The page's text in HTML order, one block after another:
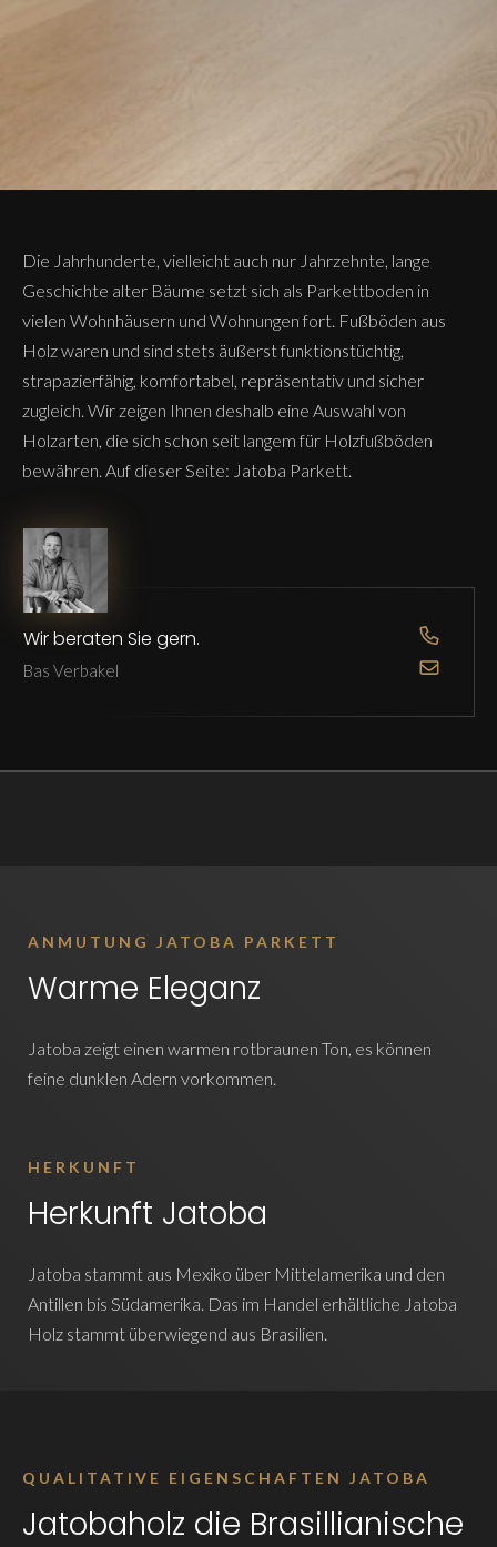
Die Jahrhunderte, vielleicht auch nur Jahrzehnte, lange
Geschichte alter Bäume setzt sich als Parkettboden in
vielen Wohnhäusern und Wohnungen fort. Fußböden aus
Holz waren und sind stets äußerst funktionstüchtig,
strapazierfähig, komfortabel, repräsentativ und sicher
zugleich. Wir zeigen Ihnen deshalb eine Auswahl von
Holzarten, die sich schon seit langem für Holzfußböden
bewähren. Auf dieser Seite: Jatoba Parkett.
Wir beraten Sie gern.
Bas Verbakel
OPEN
OPEN
ANMUTUNG JATOBA PARKETT
Warme Eleganz
Jatoba zeigt einen warmen rotbraunen Ton, es können
feine dunklen Adern vorkommen.
HERKUNFT
Herkunft Jatoba
Jatoba stammt aus Mexiko über Mittelamerika und den
Antillen bis Südamerika. Das im Handel erhältliche Jatoba
Holz stammt überwiegend aus Brasilien.
QUALITATIVE EIGENSCHAFTEN JATOBA
Jatobaholz die Brasillianische